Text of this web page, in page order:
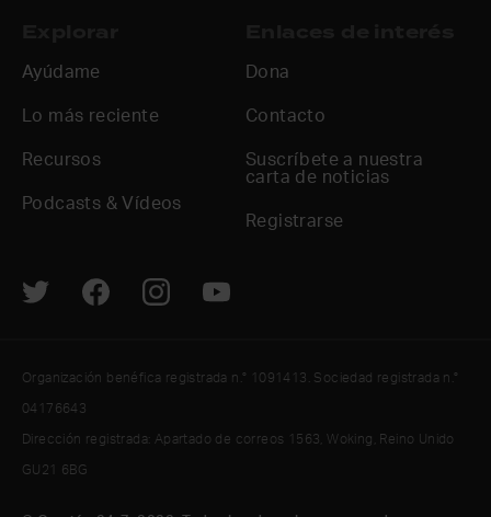
Ayúdame
Lo más reciente
Recursos
Podcasts & Vídeos
Dona
Contacto
Suscríbete a nuestra
carta de noticias
Registrarse
Organización benéfica registrada n.° 1091413. Sociedad registrada n.°
04176643
Dirección registrada: Apartado de correos 1563, Woking, Reino Unido
GU21 6BG